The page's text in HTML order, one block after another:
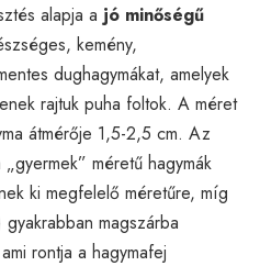
alapja a jó minőségű
kemény,
dughagymákat, amelyek
rajtuk puha foltok. A méret
átmérője 1,5-2,5 cm. Az
méretű hagymák
ki megfelelő méretűre, míg
magszárba
rontja a hagymafej